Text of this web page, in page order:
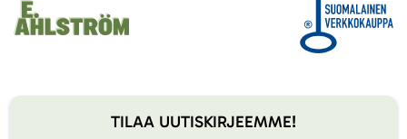
TILAA UUTISKIRJEEMME!